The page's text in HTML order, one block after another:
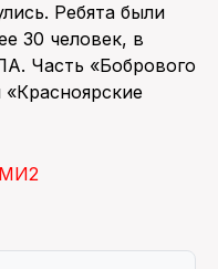
Ребята были
30 человек, в
Часть «Бобрового